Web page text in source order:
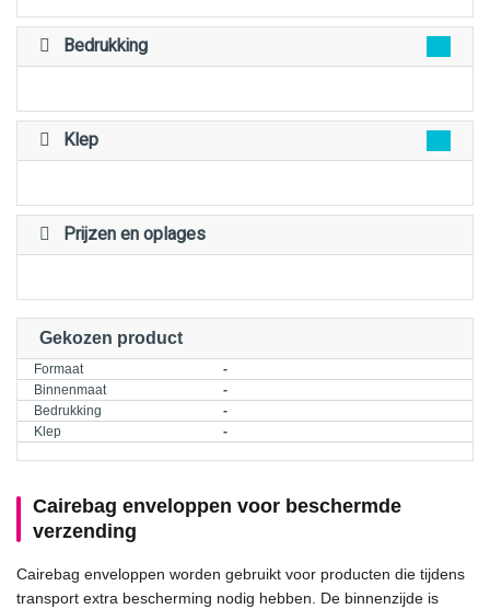
Bedrukking
Klep
Prijzen en oplages
Gekozen product
Formaat
-
Binnenmaat
-
Bedrukking
-
Klep
-
Cairebag enveloppen voor beschermde
verzending
Cairebag enveloppen worden gebruikt voor producten die tijdens
transport extra bescherming nodig hebben. De binnenzijde is